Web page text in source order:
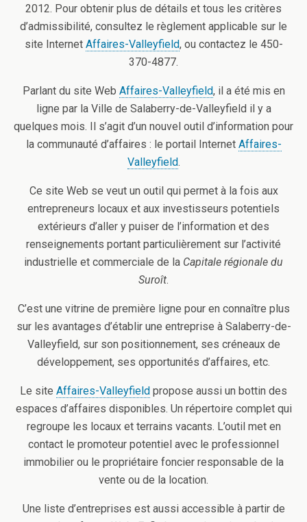
2012. Pour obtenir plus de détails et tous les critères
d’admissibilité, consultez le règlement applicable sur le
site Internet Affaires-Valleyfield, ou contactez le 450-
370-4877.
Parlant du site Web Affaires-Valleyfield, il a été mis en
ligne par la Ville de Salaberry-de-Valleyfield il y a
quelques mois. Il s’agit d’un nouvel outil d’information pour
la communauté d’affaires : le portail Internet Affaires-
Valleyfield.
Ce site Web se veut un outil qui permet à la fois aux
entrepreneurs locaux et aux investisseurs potentiels
extérieurs d’aller y puiser de l’information et des
renseignements portant particulièrement sur l’activité
industrielle et commerciale de la Capitale régionale du
Suroît.
C’est une vitrine de première ligne pour en connaître plus
sur les avantages d’établir une entreprise à Salaberry-de-
Valleyfield, sur son positionnement, ses créneaux de
développement, ses opportunités d’affaires, etc.
Le site Affaires-Valleyfield propose aussi un bottin des
espaces d’affaires disponibles. Un répertoire complet qui
regroupe les locaux et terrains vacants. L’outil met en
contact le promoteur potentiel avec le professionnel
immobilier ou le propriétaire foncier responsable de la
vente ou de la location.
Une liste d’entreprises est aussi accessible à partir de